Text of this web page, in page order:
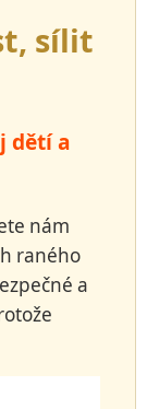
sílit
dětí a
nám
raného
a